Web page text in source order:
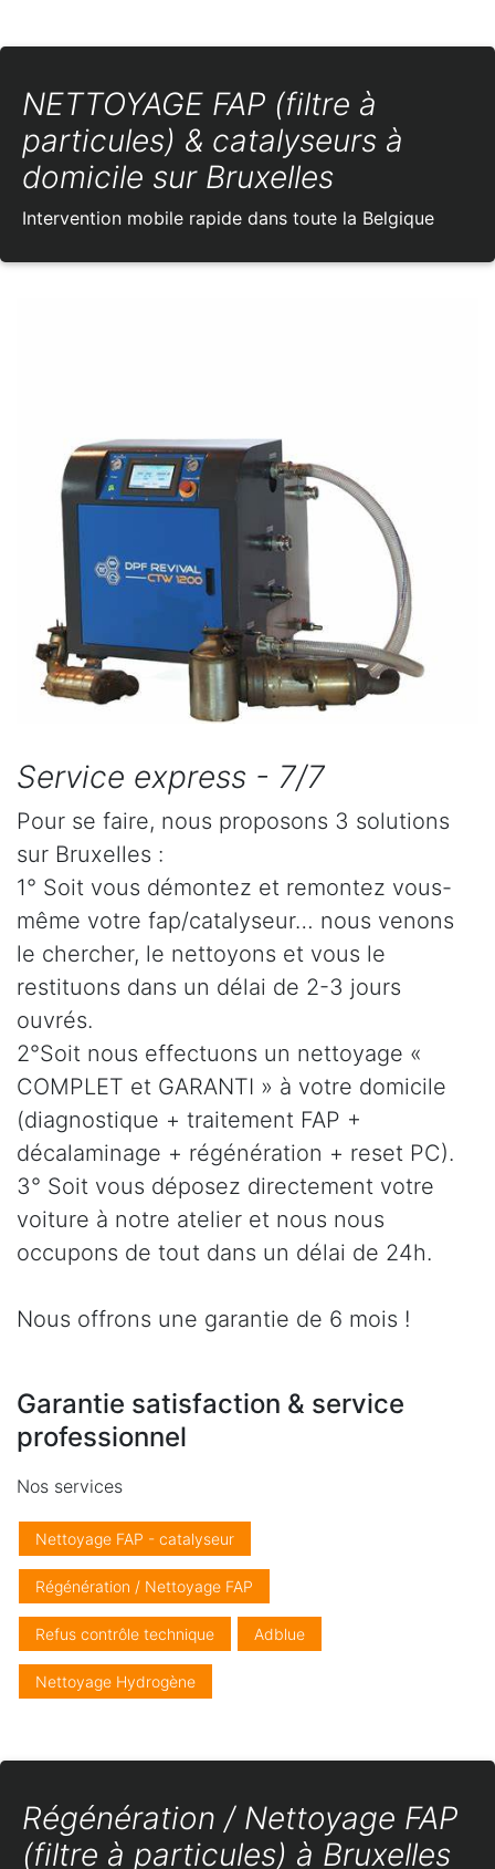
NETTOYAGE FAP (filtre à
particules) & catalyseurs à
domicile sur Bruxelles
Intervention mobile rapide dans toute la Belgique
Service express - 7/7
Pour se faire, nous proposons 3 solutions
sur Bruxelles :
1° Soit vous démontez et remontez vous-
même votre fap/catalyseur… nous venons
le chercher, le nettoyons et vous le
restituons dans un délai de 2-3 jours
ouvrés.
2°Soit nous effectuons un nettoyage «
COMPLET et GARANTI » à votre domicile
(diagnostique + traitement FAP +
décalaminage + régénération + reset PC).
3° Soit vous déposez directement votre
voiture à notre atelier et nous nous
occupons de tout dans un délai de 24h.
Nous offrons une garantie de 6 mois !
Garantie satisfaction & service
professionnel
Nos services
Nettoyage FAP - catalyseur
Régénération / Nettoyage FAP
Refus contrôle technique Adblue
Nettoyage Hydrogène
Régénération / Nettoyage FAP
(filtre à particules) à Bruxelles